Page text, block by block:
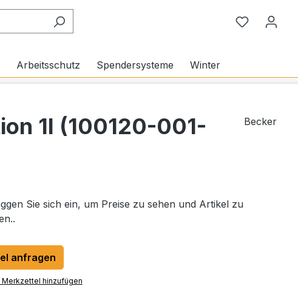
Du hast 0
Arbeitsschutz Spendersysteme Winter
1l (100120-001-
Becker
Sie sich ein, um Preise zu sehen und Artikel zu
anfragen
Merkzettel hinzufügen